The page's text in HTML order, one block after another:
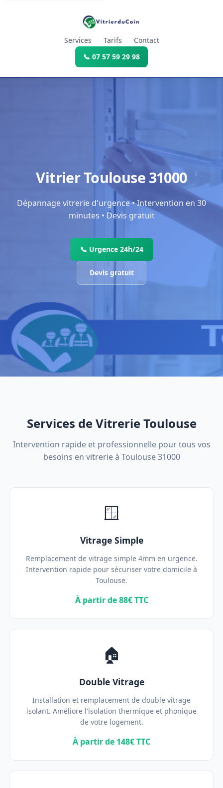
Services Tarifs
Contact
📞 07 57 59 29 98
Vitrier Toulouse 31000
Dépannage vitrerie d'urgence • Intervention en 30
minutes • Devis gratuit
📞 Urgence 24h/24
Devis gratuit
Services de Vitrerie Toulouse
Intervention rapide et professionnelle pour tous vos
besoins en vitrerie à Toulouse 31000
🪟
Vitrage Simple
Remplacement de vitrage simple 4mm en urgence.
Intervention rapide pour sécuriser votre domicile à
Toulouse.
À partir de 88€ TTC
🏠
Double Vitrage
Installation et remplacement de double vitrage
isolant. Améliore l'isolation thermique et phonique
de votre logement.
À partir de 148€ TTC